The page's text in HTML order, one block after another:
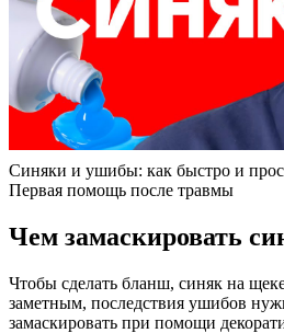
Синяки и ушибы: как быстро и
Первая помощь после травмы
Чем замаскировать
Чтобы сделать бланш, синяк на
заметным, последствия ушибов
замаскировать при помощи